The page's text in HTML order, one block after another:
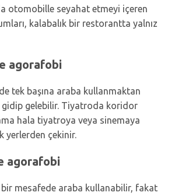
otomobille seyahat etmeyi içeren
kalabalık bir restorantta yalnız
agorafobi
tek başına araba kullanmaktan
gidip gelebilir. Tiyatroda koridor
hala tiyatroya veya sinemaya
yerlerden çekinir.
agorafobi
mesafede araba kullanabilir, fakat